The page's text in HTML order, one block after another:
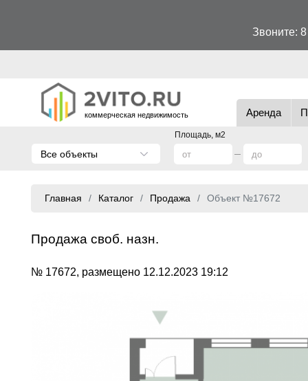
Звоните:
коммерческая недвижимость Аренда
Площадь, м2
Все объекты
Главная Каталог Продажа Объект №17672
Продажа своб. назн.
№ 17672, размещено 12.12.2023 19:12